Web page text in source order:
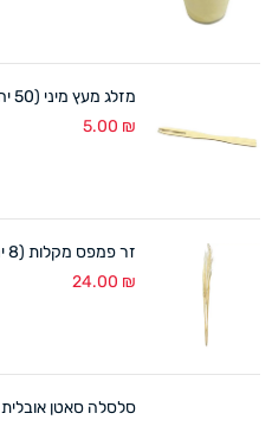
מזלג מעץ מיני (50 יח)
5.00 ₪
זר פמפס מקלות (8 יח')
24.00 ₪
סלסלה סאטן אובלית 50/37+9 ס"מ לבן